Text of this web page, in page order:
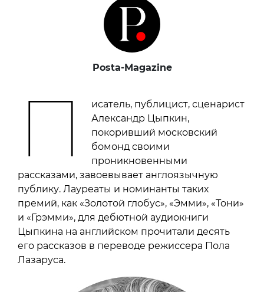
Posta-Magazine
П
исатель, публицист, сценарист
Александр Цыпкин,
покоривший московский
бомонд своими
проникновенными
рассказами, завоевывает англоязычную
публику. Лауреаты и номинанты таких
премий, как «Золотой глобус», «Эмми», «Тони»
и «Грэмми», для дебютной аудиокниги
Цыпкина на английском прочитали десять
его рассказов в переводе режиссера Пола
Лазаруса.